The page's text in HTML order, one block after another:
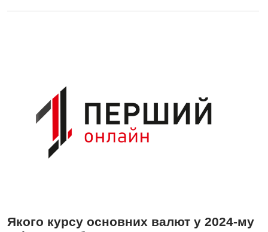
Якого курсу основних валют у 2024-му